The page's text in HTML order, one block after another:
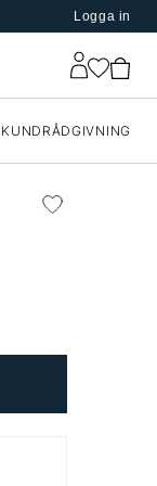
Logga in
KUNDRÅDGIVNING